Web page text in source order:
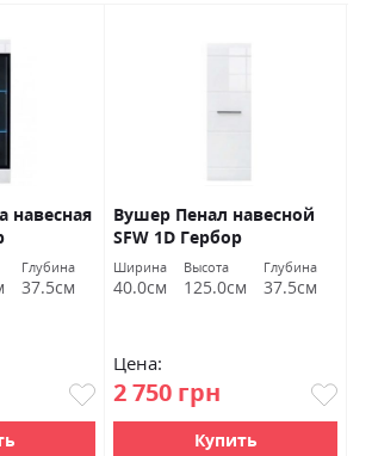
навесная
Глубина
37.5см
Вушер Пенал навесной
SFW 1D Гербор
Ширина
40.0см
Высота
125.0см
Глубина
37.5см
Цена:
2 750 грн
Купить